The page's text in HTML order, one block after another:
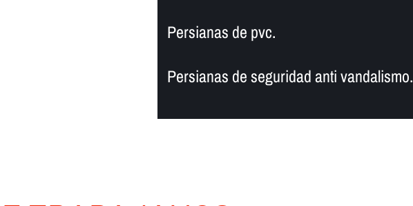
Persianas de pvc.
Persianas de seguridad anti vandalismo.